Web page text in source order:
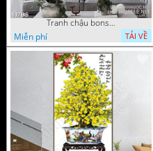
Tranh chậu bonsai mai vàng phú quý và kì lân giả ngọc nghệ thuật
Miễn phí
TẢI VỀ